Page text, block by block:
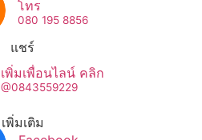
โทร
080 195 8856
เพิ่มเพื่อนไลน์ คลิก
@0843559229
แชร์
เพิ่มเติม